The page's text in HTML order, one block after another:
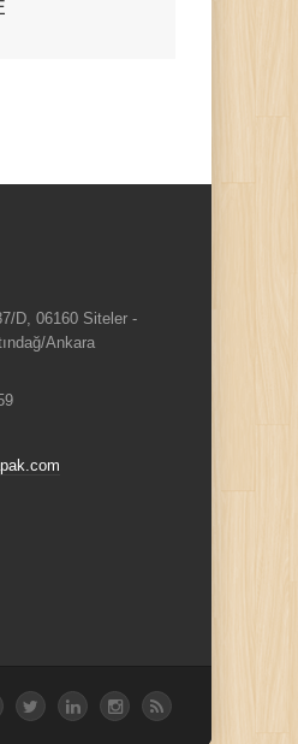
D, 06160 Siteler -
Ankara